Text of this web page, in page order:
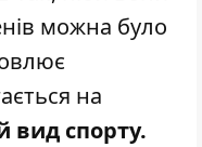
можна було
на
вид спорту.